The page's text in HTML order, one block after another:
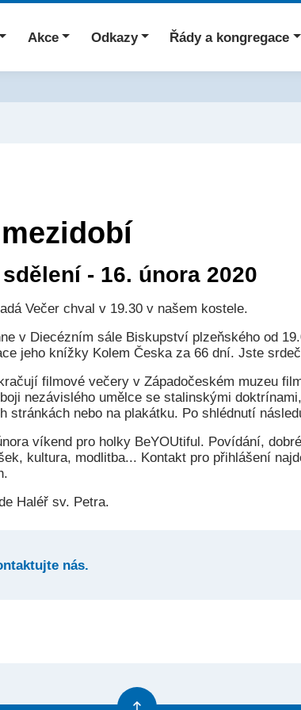
Akce Odkazy Řády a kongregace
- 16. února 2020
Večer chval v 19.30 v našem kostele.
v Diecézním sále Biskupství plzeňského od
jeho knížky Kolem Česka za 66 dní. Jste
filmové večery v Západočeském muzeu
nezávislého umělce se stalinskými
stránkách nebo na plakátku. Po shlédnutí
víkend pro holky BeYOUtiful. Povídání,
kultura, modlitba... Kontakt pro přihlášení
Haléř sv. Petra.
nás.